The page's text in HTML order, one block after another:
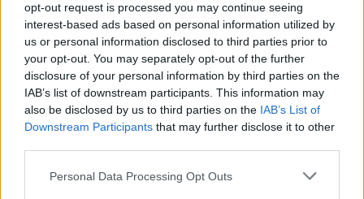
opt-out request is processed you may continue seeing
interest-based ads based on personal information utilized by
us or personal information disclosed to third parties prior to
your opt-out. You may separately opt-out of the further
disclosure of your personal information by third parties on the
IAB’s list of downstream participants. This information may
also be disclosed by us to third parties on the IAB’s List of
Downstream Participants that may further disclose it to other
Personal Data Processing Opt Outs
Artigo anterior
Taça AFVR: 14 clubes isentos
na primeira eliminatória
Próximo artigo
SC Vila Real: Gonçalo Almeida
reforça meio campo